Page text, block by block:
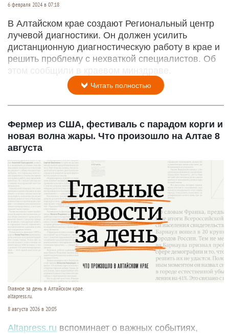
6 февраля 2024 в 07:18
В Алтайском крае создают Региональный центр
лучевой диагностики. Он должен усилить
дистанционную диагностическую работу в крае и
решить проблему с нехваткой специалистов. Об
этом сообщили в краевом минздраве.
Читать полностью
Фермер из США, фестиваль с парадом корги и
новая волна жары. Что произошло на Алтае 8
августа
Главное за день в Алтайском крае.
altapress.ru.
8 августа 2026 в 20:05
Altapress.ru вспоминает о важных событиях,